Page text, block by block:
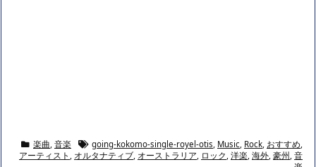
楽曲 音楽 going-kokomo-single-royel-otis Music Rock おすすめ
アーティスト
オルタナティブ オーストラリア ロック 洋楽 海外 豪州 音